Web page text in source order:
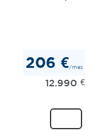
206 €/mes
12.990 €